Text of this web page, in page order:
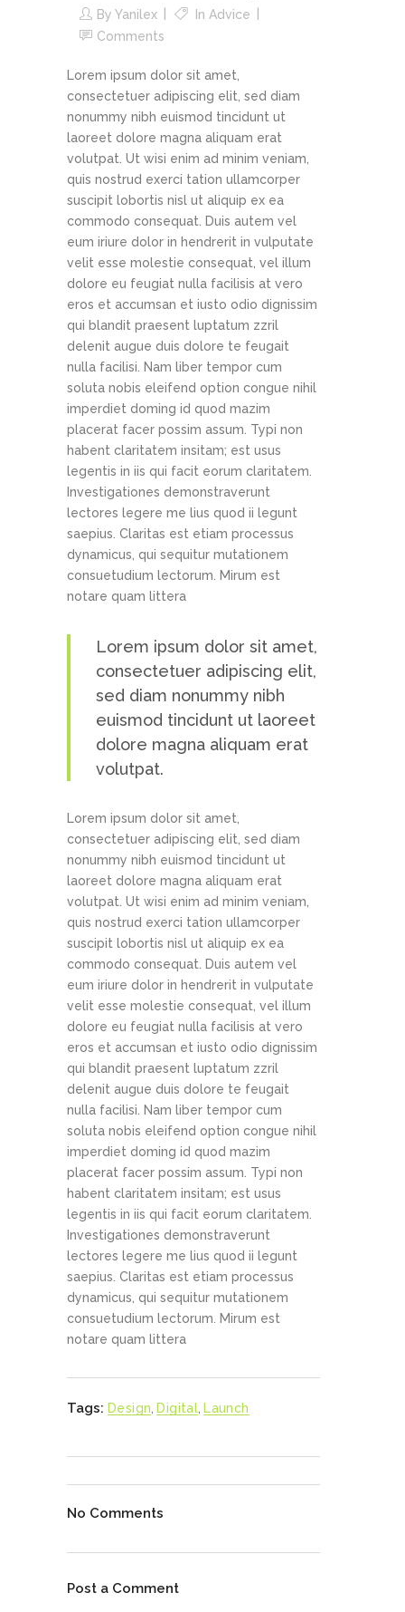
By Yanilex In Advice
Comments
Lorem ipsum dolor sit amet,
consectetuer adipiscing elit, sed diam
nonummy nibh euismod tincidunt ut
laoreet dolore magna aliquam erat
volutpat. Ut wisi enim ad minim veniam,
quis nostrud exerci tation ullamcorper
suscipit lobortis nisl ut aliquip ex ea
commodo consequat. Duis autem vel
eum iriure dolor in hendrerit in vulputate
velit esse molestie consequat, vel illum
dolore eu feugiat nulla facilisis at vero
eros et accumsan et iusto odio dignissim
qui blandit praesent luptatum zzril
delenit augue duis dolore te feugait
nulla facilisi. Nam liber tempor cum
soluta nobis eleifend option congue nihil
imperdiet doming id quod mazim
placerat facer possim assum. Typi non
habent claritatem insitam; est usus
legentis in iis qui facit eorum claritatem.
Investigationes demonstraverunt
lectores legere me lius quod ii legunt
saepius. Claritas est etiam processus
dynamicus, qui sequitur mutationem
consuetudium lectorum. Mirum est
notare quam littera
Lorem ipsum dolor sit amet,
consectetuer adipiscing elit,
sed diam nonummy nibh
euismod tincidunt ut laoreet
dolore magna aliquam erat
volutpat.
Lorem ipsum dolor sit amet,
consectetuer adipiscing elit, sed diam
nonummy nibh euismod tincidunt ut
laoreet dolore magna aliquam erat
volutpat. Ut wisi enim ad minim veniam,
quis nostrud exerci tation ullamcorper
suscipit lobortis nisl ut aliquip ex ea
commodo consequat. Duis autem vel
eum iriure dolor in hendrerit in vulputate
velit esse molestie consequat, vel illum
dolore eu feugiat nulla facilisis at vero
eros et accumsan et iusto odio dignissim
qui blandit praesent luptatum zzril
delenit augue duis dolore te feugait
nulla facilisi. Nam liber tempor cum
soluta nobis eleifend option congue nihil
imperdiet doming id quod mazim
placerat facer possim assum. Typi non
habent claritatem insitam; est usus
legentis in iis qui facit eorum claritatem.
Investigationes demonstraverunt
lectores legere me lius quod ii legunt
saepius. Claritas est etiam processus
dynamicus, qui sequitur mutationem
consuetudium lectorum. Mirum est
notare quam littera
Tags: Design Digital Launch
No Comments
Post a Comment